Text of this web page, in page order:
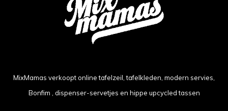
MixMamas verkoopt online tafelzeil, tafelkleden, modern servies,
Bonfim , dispenser-servetjes en hippe upcycled tassen